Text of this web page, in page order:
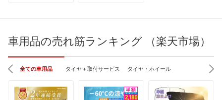
車用品の売れ筋ランキング （楽天市場）
全ての車用品 タイヤ＋取付サービス タイヤ・ホイール